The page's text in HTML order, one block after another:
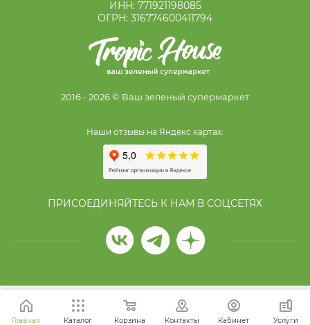
ИНН: 771921198085
ОГРН: 316774600411794
2016 - 2026 © Ваш зеленый супермаркет
Наши отзывы на Яндекс картах:
ПРИСОЕДИНЯЙТЕСЬ К НАМ В СОЦСЕТЯХ
Главная Каталог Корзина Контакты Кабинет Услуги